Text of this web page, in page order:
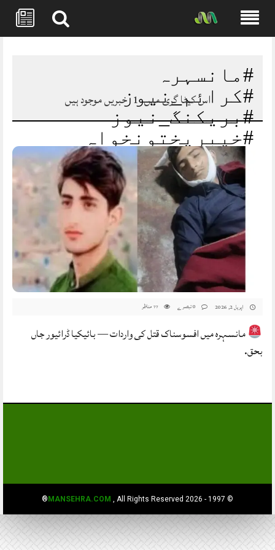
#مانسہرہ
#کرائم_نیوز
#بریکنگ_نیوز
#خیبرپختونخواہ
#پولیس #انصاف
#پاکستان #سیفٹی #امن
اس کیٹا گری میں 1 خبریں موجود ہیں
اپریل 2, 2026 77 مناظر
مانسہرہ میں افسوسناک قتل کی واردات — بائیکیا ڈرائیور جاں
بحق.
© 1997 - 2026
MANSEHRA.COM , All Rights Reserved®